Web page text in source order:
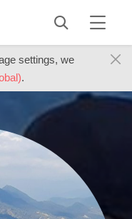
settings, we
.